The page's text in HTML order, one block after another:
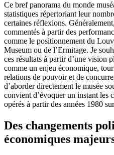
Ce bref panorama du monde
statistiques répertoriant leur
certaines réflexions.
commentés à partir des
comme le positionnement du
Museum ou de l’Ermitage. Je
ces résultats à partir d’une vision
comme un enjeu économique,
relations de pouvoir et de
d’aborder directement le musée
convient d’évoquer un instant les
opérés à partir des années 1980
Des changements
économiques